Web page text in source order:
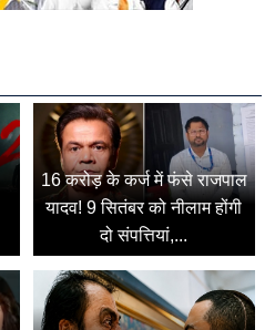
16 करोड़ के कर्ज में फंसे राजपाल
यादव! 9 सितंबर को नीलाम होंगी
दो संपत्तियां,...